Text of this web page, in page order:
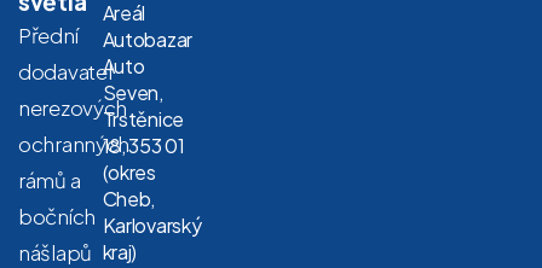
Přední
dodavatel
nerezových
ochranných
rámů a
bočních
nášlapů
Areál
Autobazar
Auto
Seven,
Trstěnice
18, 353 01
(okres
Cheb,
Karlovarský
kraj)